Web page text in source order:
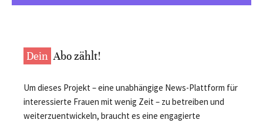
Dein Abo zählt!
Um dieses Projekt – eine unabhängige News-Plattform für
interessierte Frauen mit wenig Zeit – zu betreiben und
weiterzuentwickeln, braucht es eine engagierte